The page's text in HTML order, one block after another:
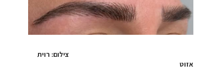
צילום: רוית
אזוט